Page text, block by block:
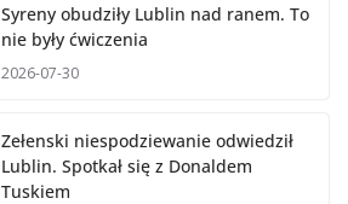
Syreny obudziły Lublin nad ranem. To
nie były ćwiczenia
2026-07-30
Zełenski niespodziewanie odwiedził
Lublin. Spotkał się z Donaldem
Tuskiem